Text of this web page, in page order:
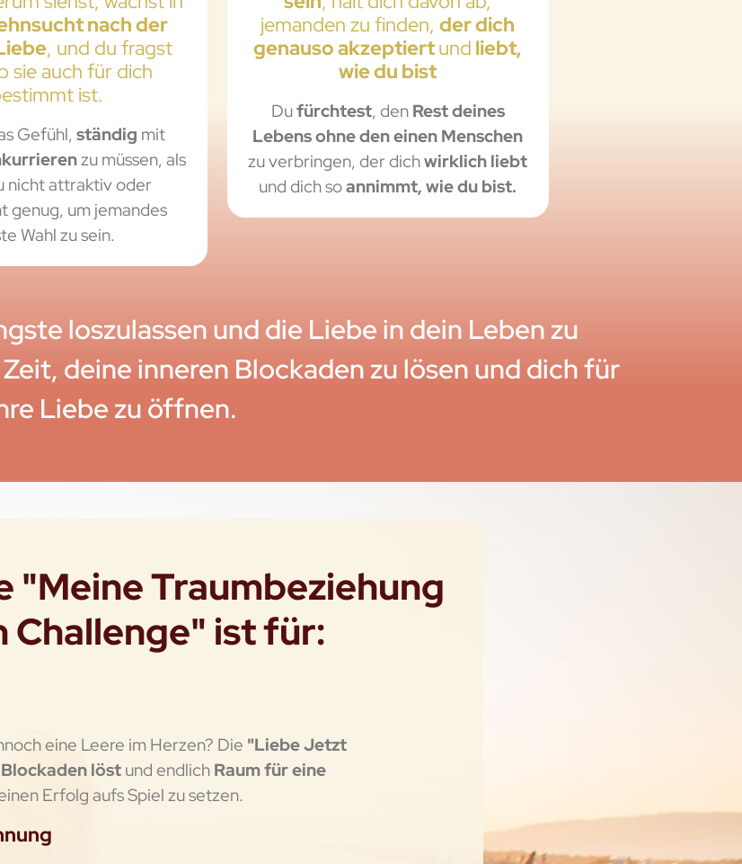
nach der
, und du fragst
sie auch für dich
ist.
Gefühl,ständig mit
zu müssen, als
nicht attraktiv oder
genug, um jemandes
Wahl zu sein.
jemanden zu finden,der dich
genauso akzeptiertund liebt,
wie du bist
Dufürchtest, denRest deines
Lebens ohne den einen Menschen
zu verbringen, der dichwirklich liebt
und dich soannimmt, wie du bist.
loszulassen und die Liebe in dein Leben zu
deine inneren Blockaden zu lösen und dich für
Liebe zu öffnen.
"Meine Traumbeziehung
Challenge" ist für:
eine Leere im Herzen? Die "Liebe Jetzt
löstund endlichRaum für eine
Erfolg aufs Spiel zu setzen.